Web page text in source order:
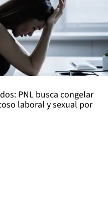
PNL busca congelar
laboral y sexual por